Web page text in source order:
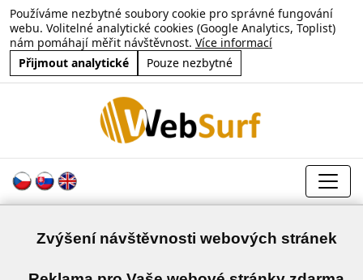
Používáme nezbytné soubory cookie pro správné fungování
webu. Volitelné analytické cookies (Google Analytics, Toplist)
nám pomáhají měřit návštěvnost. Více informací
Přijmout analytické
Pouze nezbytné
Zvýšení návštěvnosti webových stránek